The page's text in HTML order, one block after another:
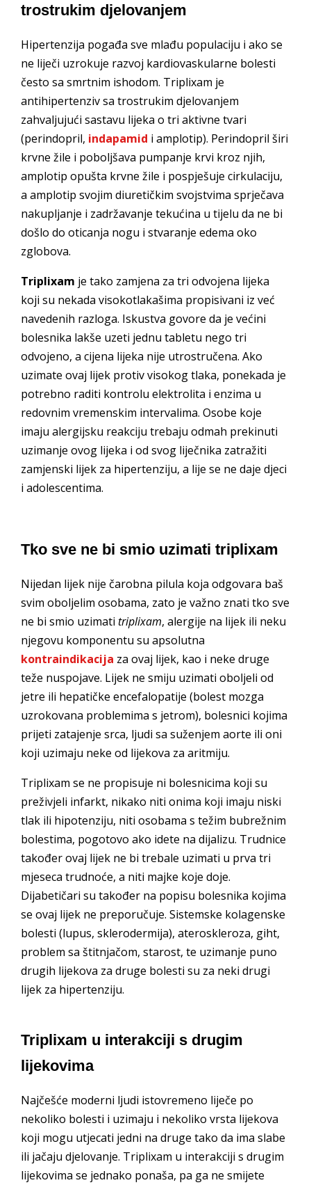
trostrukim djelovanjem
Hipertenzija pogađa sve mlađu populaciju i ako se
ne liječi uzrokuje razvoj kardiovaskularne bolesti
često sa smrtnim ishodom. Triplixam je
antihipertenziv sa trostrukim djelovanjem
zahvaljujući sastavu lijeka o tri aktivne tvari
(perindopril, indapamid i amplotip). Perindopril širi
krvne žile i poboljšava pumpanje krvi kroz njih,
amplotip opušta krvne žile i pospješuje cirkulaciju,
a amplotip svojim diuretičkim svojstvima sprječava
nakupljanje i zadržavanje tekućina u tijelu da ne bi
došlo do oticanja nogu i stvaranje edema oko
zglobova.
Triplixam je tako zamjena za tri odvojena lijeka
koji su nekada visokotlakašima propisivani iz već
navedenih razloga. Iskustva govore da je većini
bolesnika lakše uzeti jednu tabletu nego tri
odvojeno, a cijena lijeka nije utrostručena. Ako
uzimate ovaj lijek protiv visokog tlaka, ponekada je
potrebno raditi kontrolu elektrolita i enzima u
redovnim vremenskim intervalima. Osobe koje
imaju alergijsku reakciju trebaju odmah prekinuti
uzimanje ovog lijeka i od svog liječnika zatražiti
zamjenski lijek za hipertenziju, a lije se ne daje djeci
i adolescentima.
Tko sve ne bi smio uzimati triplixam
Nijedan lijek nije čarobna pilula koja odgovara baš
svim oboljelim osobama, zato je važno znati tko sve
ne bi smio uzimati triplixam, alergije na lijek ili neku
njegovu komponentu su apsolutna
kontraindikacija za ovaj lijek, kao i neke druge
teže nuspojave. Lijek ne smiju uzimati oboljeli od
jetre ili hepatičke encefalopatije (bolest mozga
uzrokovana problemima s jetrom), bolesnici kojima
prijeti zatajenje srca, ljudi sa suženjem aorte ili oni
koji uzimaju neke od lijekova za aritmiju.
Triplixam se ne propisuje ni bolesnicima koji su
preživjeli infarkt, nikako niti onima koji imaju niski
tlak ili hipotenziju, niti osobama s težim bubrežnim
bolestima, pogotovo ako idete na dijalizu. Trudnice
također ovaj lijek ne bi trebale uzimati u prva tri
mjeseca trudnoće, a niti majke koje doje.
Dijabetičari su također na popisu bolesnika kojima
se ovaj lijek ne preporučuje. Sistemske kolagenske
bolesti (lupus, sklerodermija), ateroskleroza, giht,
problem sa štitnjačom, starost, te uzimanje puno
drugih lijekova za druge bolesti su za neki drugi
lijek za hipertenziju.
Triplixam u interakciji s drugim
lijekovima
Najčešće moderni ljudi istovremeno liječe po
nekoliko bolesti i uzimaju i nekoliko vrsta lijekova
koji mogu utjecati jedni na druge tako da ima slabe
ili jačaju djelovanje. Triplixam u interakciji s drugim
lijekovima se jednako ponaša, pa ga ne smijete